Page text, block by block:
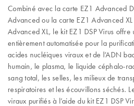
Combiné avec la carte EZ1 Advanced
Advanced ou la carte EZ1 Advanced XL
Advanced XL, le kit EZ1 DSP Virus offre
entièrement automatisée pour la
acides nucléiques viraux et de l’ADN
humain, le plasma, le liquide céphalo-
sang total, les selles, les milieux de
respiratoires et les écouvillons séchés.
viraux purifiés à l’aide du kit EZ1 DSP